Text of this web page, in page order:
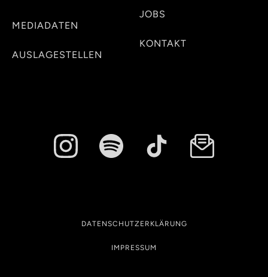
MEDIADATEN
AUSLAGESTELLEN
JOBS
KONTAKT
DATENSCHUTZERKLÄRUNG
IMPRESSUM